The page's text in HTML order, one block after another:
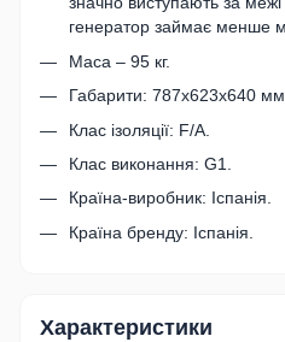
генератор займає менше
Маса – 95 кг.
Габарити: 787х623х640
Клас ізоляції: F/A.
Клас виконання: G1.
Країна-виробник: Іспанія.
Країна бренду: Іспанія.
Характеристики